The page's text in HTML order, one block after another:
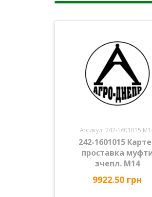
Артикул: 242-1601015
242-1601015
проставка
зчепл. М14
9922.50 грн